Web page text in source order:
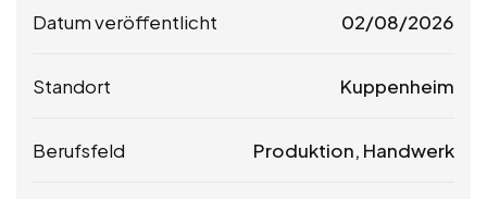
Datum veröffentlicht 02/08/2026
Standort Kuppenheim
Berufsfeld Produktion, Handwerk